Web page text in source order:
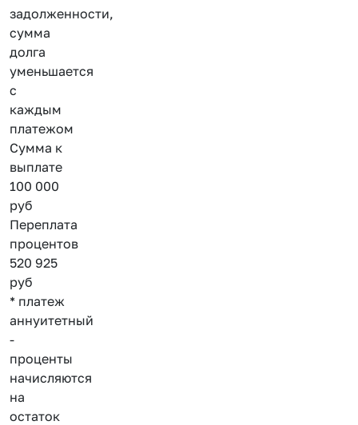
задолженности,
сумма
долга
уменьшается
с
каждым
платежом
Сумма к
выплате
100 000
руб
Переплата
процентов
520 925
руб
* платеж
аннуитетный
-
проценты
начисляются
на
остаток